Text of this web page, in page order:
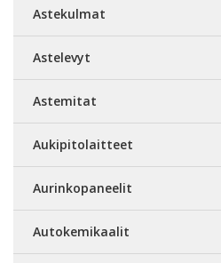
Astekulmat
Astelevyt
Astemitat
Aukipitolaitteet
Aurinkopaneelit
Autokemikaalit